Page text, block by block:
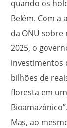
quando os
Belém. Com a
da ONU sobre
2025, o
investimentos
bilhões de
floresta em
Mas, ao